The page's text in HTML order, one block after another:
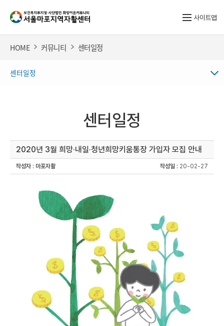
사이트맵
HOME 커뮤니티 센터일정
센터일정
센터일정
2020년 3월 희망·내일·청년희망키움통장 가입자 모집 안내
작성자 : 마포자활 작성일 : 20-02-27